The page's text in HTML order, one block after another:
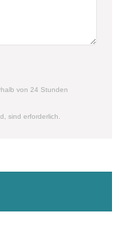
von 24 Stunden
sind erforderlich.